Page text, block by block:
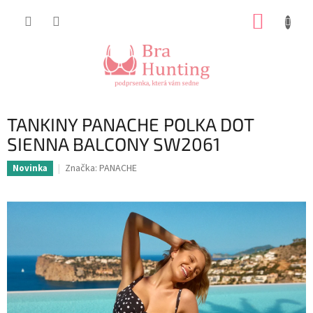
TANKINY PANACHE POLKA DOT
SIENNA BALCONY SW2061
Novinka Značka: PANACHE